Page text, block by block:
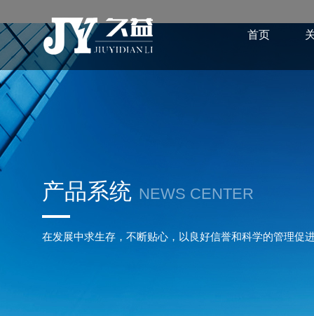
首页
产品系统 NEWS CENTER
在发展中求生存，不断贴心，以良好信誉和科学的管理促